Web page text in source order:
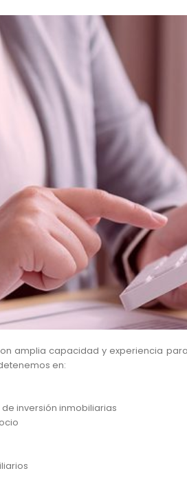
amplia capacidad y experiencia
en:
inversión inmobiliarias